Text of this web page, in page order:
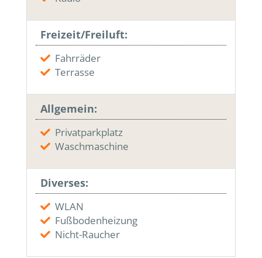
Freizeit/Freiluft:
Fahrräder
Terrasse
Allgemein:
Privatparkplatz
Waschmaschine
Diverses:
WLAN
Fußbodenheizung
Nicht-Raucher